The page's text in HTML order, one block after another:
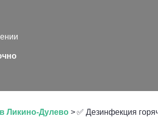
Ликино-Дулево >✅ Дезинфекция